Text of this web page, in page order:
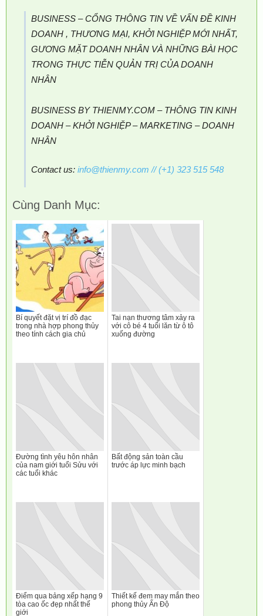
BUSINESS – CỔNG THÔNG TIN VỀ VẤN ĐỀ KINH
DOANH , THƯƠNG MẠI, KHỞI NGHIỆP MỚI NHẤT,
GƯƠNG MẶT DOANH NHÂN VÀ NHỮNG BÀI HỌC
TRONG THỰC TIỄN QUẢN TRỊ CỦA DOANH
NHÂN
BUSINESS BY THIENMY.COM – THÔNG TIN KINH
DOANH – KHỞI NGHIỆP – MARKETING – DOANH
NHÂN
Contact us: info@thienmy.com // (+1) 323 515 548
Cùng Danh Mục:
Bí quyết đặt vị trí đồ đạc
trong nhà hợp phong thủy
theo tính cách gia chủ
Tai nạn thương tâm xảy ra
với cô bé 4 tuổi lăn từ ô tô
xuống đường
Đường tình yêu hôn nhân
của nam giới tuổi Sửu với
các tuổi khác
Bất động sản toàn cầu
trước áp lực minh bạch
Điểm qua bảng xếp hạng 9
tòa cao ốc đẹp nhất thế
giới
Thiết kế đem may mắn theo
phong thủy Ấn Độ